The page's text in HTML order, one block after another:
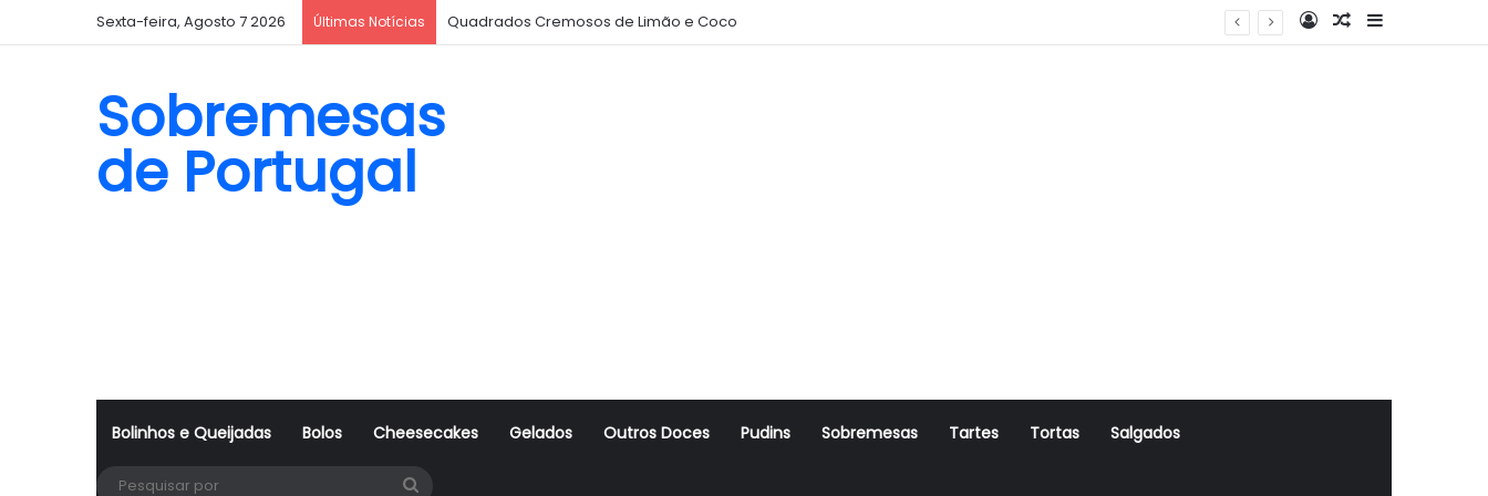
Sexta-feira, Agosto 7 2026 Últimas Notícias Quadrados Cremosos de Limão e Coco Log InArtigo Aleatório
Sidebar
Sobremesas
de Portugal
Bolinhos e Queijadas Bolos Cheesecakes Gelados Outros Doces Pudins Sobremesas Tartes Tortas Salgados